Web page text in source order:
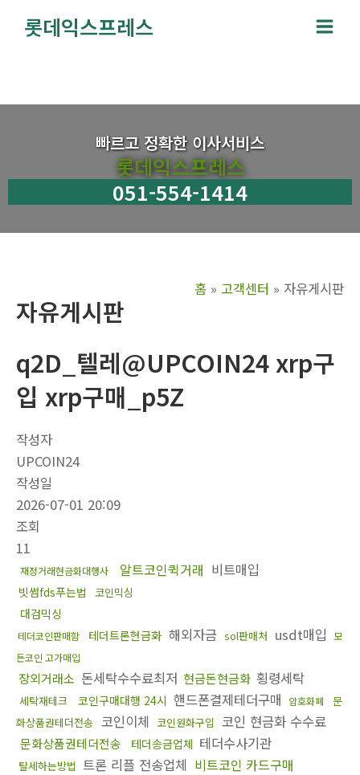
롯데익스프레스
Main
빠르고 정확한 이사서비스
롯데익스프레스
051-554-1414
홈 고객센터 자유게시판
자유게시판
q2D_텔레@UPCOIN24 xrp구
입 xrp구매_p5Z
작성자
UPCOIN24
작성일
2026-07-01 20:09
조회
11
재정거래현금화대행사 알트코인퀵거래 비트매입
빗썸fds푸는법 코인믹싱
대검믹싱
테더코인판매함 테더트론현금화 해외자금 sol판매처 usdt매입 모
든코인 고가매입
장외거래소 돈세탁수수료최저 현금돈현금화 횡령세탁
세탁재테크 코인구매대행 24시 핸드폰결제테더구매 암호화폐
문
화상품권테더전송 코인이체 코인원화구입 코인 현금화 수수료
문화상품권테더전송 테더송금업체 테더수사기관
탈세하는방법 트론 리플 전송업체 비트코인 카드구매